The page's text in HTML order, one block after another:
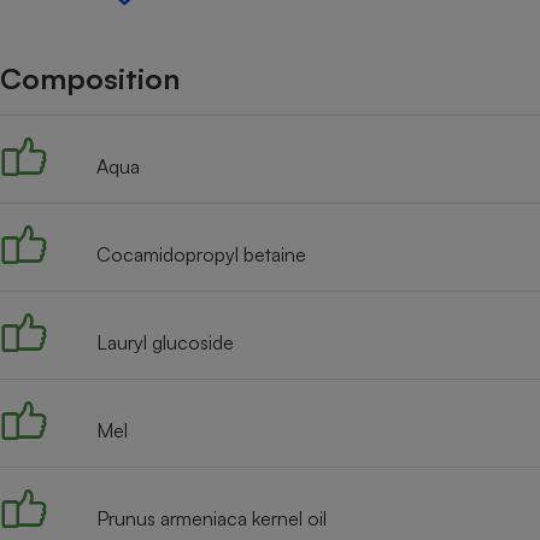
Composition
Aqua
Cocamidopropyl betaine
Lauryl glucoside
Mel
Prunus armeniaca kernel oil
Petit électroménager